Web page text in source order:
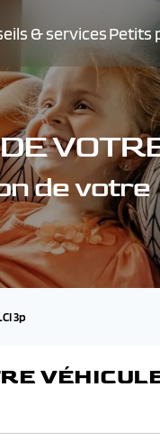
& servicesPetits
de votre
3p